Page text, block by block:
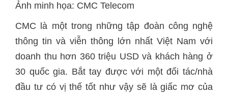
Ảnh minh họa: CMC Telecom
CMC là một trong những tập đoàn công nghệ
thông tin và viễn thông lớn nhất Việt Nam với
doanh thu hơn 360 triệu USD và khách hàng ở
30 quốc gia. Bắt tay được với một đối tác/nhà
đầu tư có vị thế tốt như vậy sẽ là giấc mơ của